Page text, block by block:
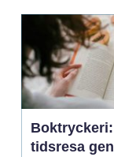
tidsresa